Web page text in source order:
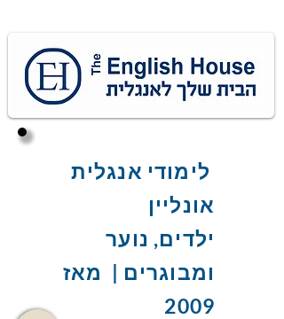
לימודי אנגלית
אונליין
ילדים, נוער
ומבוגרים | מאז
2009